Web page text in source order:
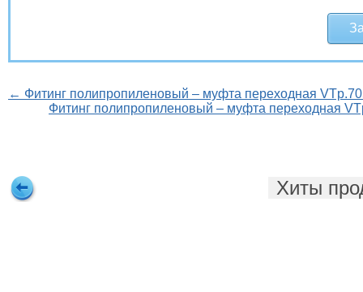
← Фитинг полипропиленовый – муфта переходная
Фитинг полипропиленовый – муфта переходная
Хиты